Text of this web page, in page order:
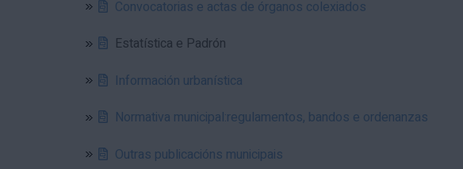
Convocatorias e actas de órganos colexiados
Estatística e Padrón
Información urbanística
Normativa municipal:regulamentos, bandos e ordenanzas
Outras publicacións municipais